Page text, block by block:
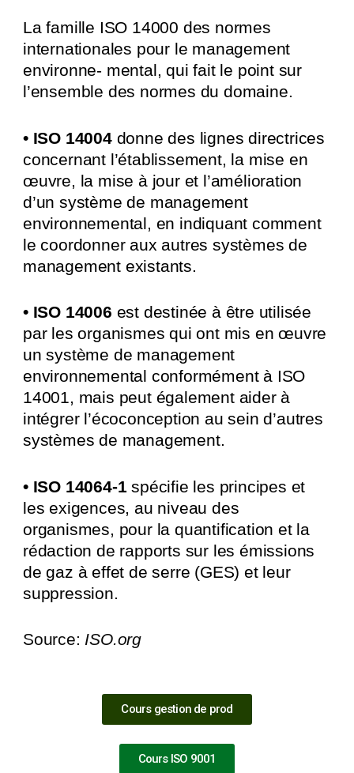
La famille ISO 14000 des normes
internationales pour le management
environne- mental, qui fait le point sur
l’ensemble des normes du domaine.
• ISO 14004donne des lignes directrices
concernant l’établissement, la mise en
œuvre, la mise à jour et l’amélioration
d’un système de management
environnemental, en indiquant comment
le coordonner aux autres systèmes de
management existants.
• ISO 14006 est destinée à être utilisée
par les organismes qui ont mis en œuvre
un système de management
environnemental conformément à ISO
14001, mais peut également aider à
intégrer l’écoconception au sein d’autres
systèmes de management.
• ISO 14064-1spécifie les principes et
les exigences, au niveau des
organismes, pour la quantification et la
rédaction de rapports sur les émissions
de gaz à effet de serre (GES) et leur
suppression.
Source: ISO.org
Cours gestion de prod
Cours ISO 9001